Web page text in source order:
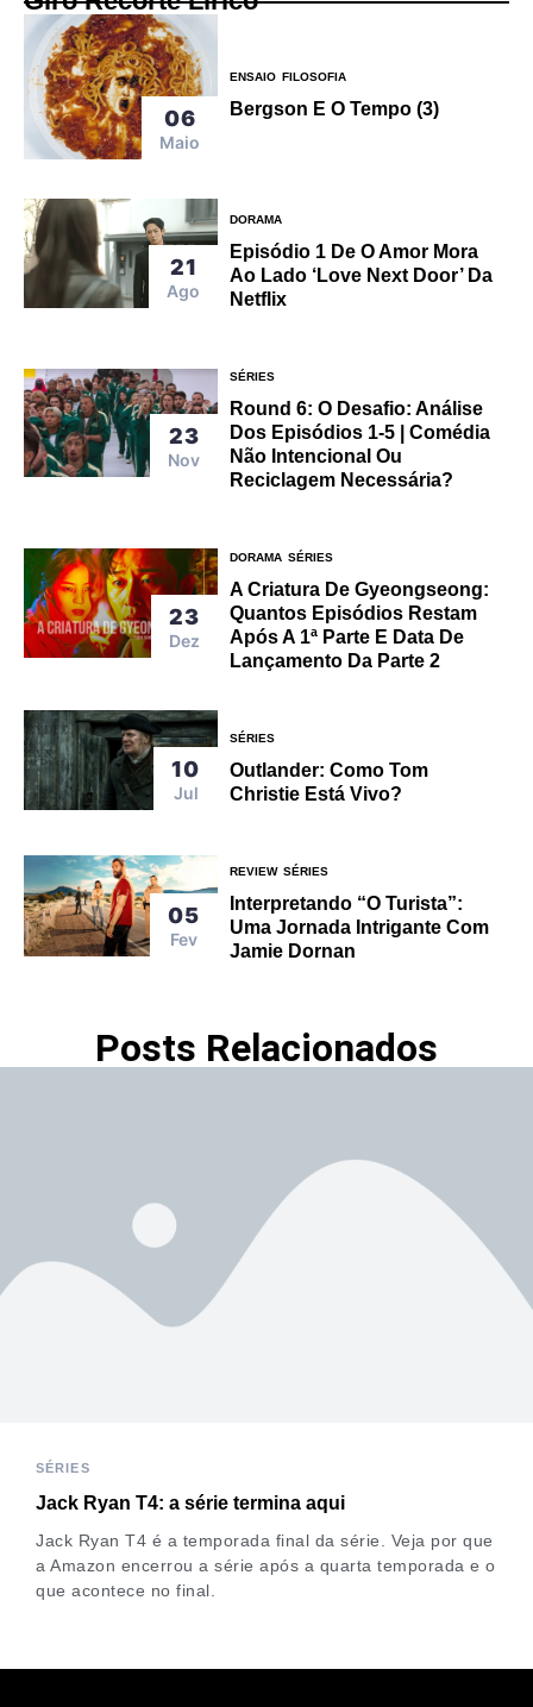
06
Maio
ENSAIO FILOSOFIA
Bergson E O Tempo (3)
21
Ago
DORAMA
Episódio 1 De O Amor Mora
Ao Lado ‘Love Next Door’ Da
Netflix
23
Nov
SÉRIES
Round 6: O Desafio: Análise
Dos Episódios 1-5 | Comédia
Não Intencional Ou
Reciclagem Necessária?
23
Dez
DORAMA SÉRIES
A Criatura De Gyeongseong:
Quantos Episódios Restam
Após A 1ª Parte E Data De
Lançamento Da Parte 2
10
Jul
SÉRIES
Outlander: Como Tom
Christie Está Vivo?
05
Fev
REVIEW SÉRIES
Interpretando “O Turista”:
Uma Jornada Intrigante Com
Jamie Dornan
Posts Relacionados
SÉRIES
Jack Ryan T4: a série termina aqui
Jack Ryan T4 é a temporada final da série. Veja por que
a Amazon encerrou a série após a quarta temporada e o
que acontece no final.